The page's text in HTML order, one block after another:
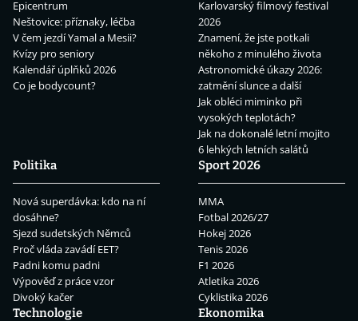
Epicentrum
Neštovice: příznaky, léčba
V čem jezdí Yamal a Mesii?
Kvízy pro seniory
Kalendář úplňků 2026
Co je bodycount?
Karlovarský filmový festival
2026
Znamení, že jste potkali
někoho z minulého života
Astronomické úkazy 2026:
zatmění slunce a další
Jak obléci miminko při
vysokých teplotách?
Jak na dokonalé letní mojito
6 lehkých letních salátů
Politika
Nová superdávka: kdo na ní
dosáhne?
Sjezd sudetských Němců
Proč vláda zavádí EET?
Padni komu padni
Výpověď z práce vzor
Divoký kačer
Sport 2026
MMA
Fotbal 2026/27
Hokej 2026
Tenis 2026
F1 2026
Atletika 2026
Cyklistika 2026
Technologie
Ekonomika